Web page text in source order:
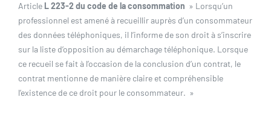
Article L 223-2 du code de la consommation » Lorsqu’un
professionnel est amené à recueillir auprès d’un consommateur
des données téléphoniques, il l’informe de son droit à s’inscrire
sur la liste d’opposition au démarchage téléphonique. Lorsque
ce recueil se fait à l’occasion de la conclusion d’un contrat, le
contrat mentionne de manière claire et compréhensible
l’existence de ce droit pour le consommateur. »